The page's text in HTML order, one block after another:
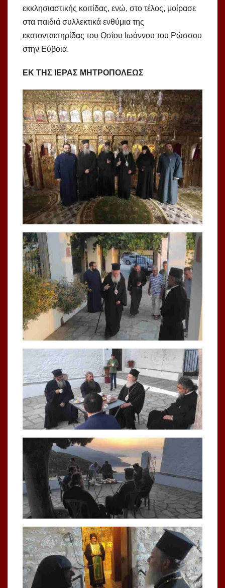
εκκλησιαστικής κοιτίδας, ενώ, στο τέλος, μοίρασε
στα παιδιά συλλεκτικά ενθύμια της
εκατονταετηρίδας του Οσίου Ιωάννου του Ρώσσου
στην Εύβοια.
ΕΚ ΤΗΣ ΙΕΡΑΣ ΜΗΤΡΟΠΟΛΕΩΣ